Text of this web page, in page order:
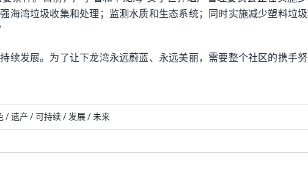
海湾垃圾收集和处理；监测水质和生态系统；同时实施减少塑料垃
续发展。为了让下龙湾永远蔚蓝、永远美丽，需要整个社区的携手
/遗产 /可持续 /发展 /未来